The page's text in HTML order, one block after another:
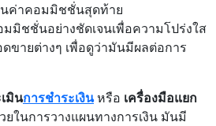
นค่าคอมมิชชั่นสุดท้าย
มิชชั่นอย่างชัดเจนเพื่อความโปร่งใส
ขายต่างๆ เพื่อดูว่ามันมีผลต่อการ
มินการชำระเงินหรือ เครื่องมือแยก
ยในการวางแผนทางการเงิน มันมี